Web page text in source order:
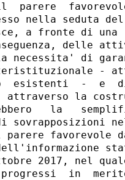
parere
nella seduta
a fronte di
delle
necessita' di
-
esistenti  -  e
attraverso la
la
sovrapposizioni
parere favorevole
2017, nel
in